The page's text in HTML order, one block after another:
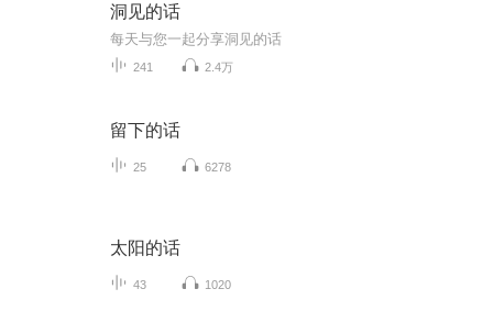
洞见的话
每天与您一起分享洞见的话
241 2.4万
留下的话
25 6278
太阳的话
43 1020